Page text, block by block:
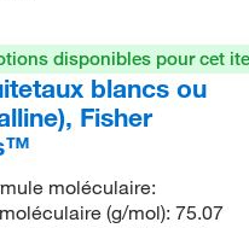
disponibles pour cet
blancs ou
Fisher
moléculaire:
(g/mol): 75.07